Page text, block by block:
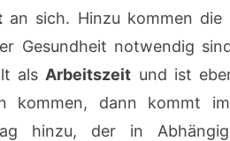
an sich. Hinzu kommen die
Gesundheit notwendig
als Arbeitszeit und ist
kommen, dann kommt
hinzu, der in